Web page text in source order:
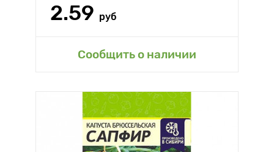
2.59 руб
Сообщить о наличии